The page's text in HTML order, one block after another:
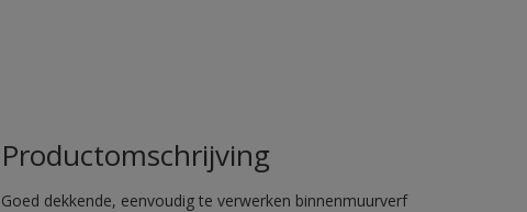
Productomschrijving
Goed dekkende, eenvoudig te verwerken binnenmuurverf